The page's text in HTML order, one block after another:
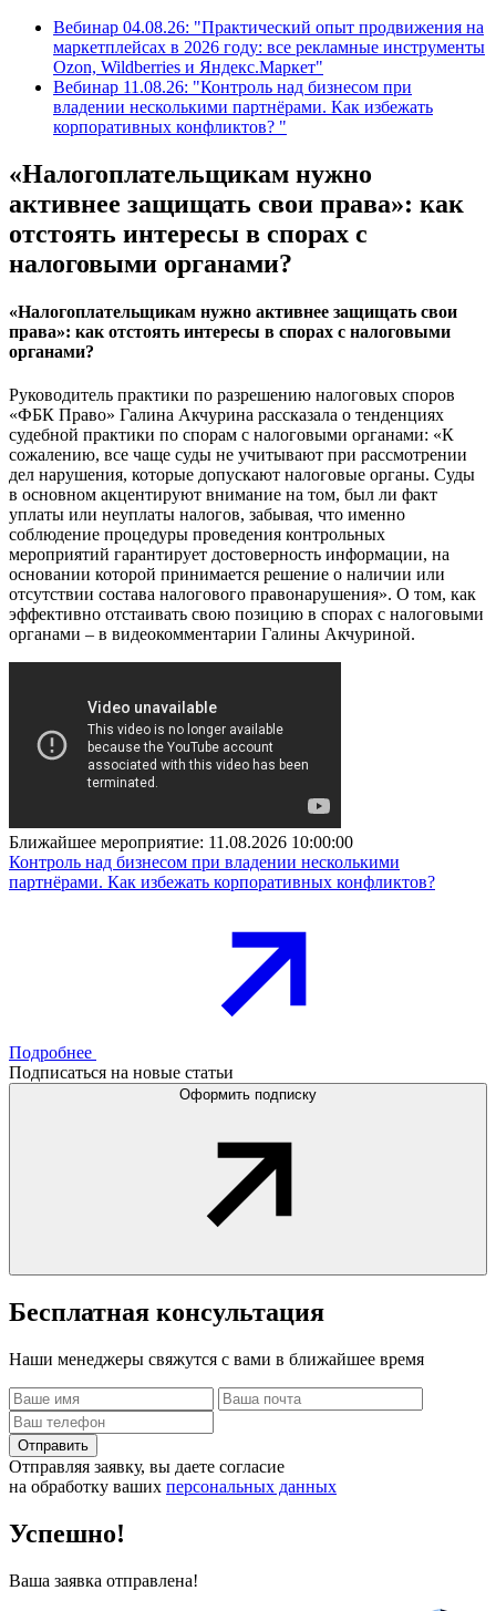
Вебинар 04.08.26: "Практический опыт продвижения на
маркетплейсах в 2026 году: все рекламные инструменты
Ozon, Wildberries и Яндекс.Маркет"
Вебинар 11.08.26: "Контроль над бизнесом при
владении несколькими партнёрами. Как избежать
корпоративных конфликтов? "
«Налогоплательщикам нужно
активнее защищать свои права»: как
отстоять интересы в спорах с
налоговыми органами?
«Налогоплательщикам нужно активнее защищать свои
права»: как отстоять интересы в спорах с налоговыми
органами?
Руководитель практики по разрешению налоговых споров
«ФБК Право» Галина Акчурина рассказала о тенденциях
судебной практики по спорам с налоговыми органами: «К
сожалению, все чаще суды не учитывают при рассмотрении
дел нарушения, которые допускают налоговые органы. Суды
в основном акцентируют внимание на том, был ли факт
уплаты или неуплаты налогов, забывая, что именно
соблюдение процедуры проведения контрольных
мероприятий гарантирует достоверность информации, на
основании которой принимается решение о наличии или
отсутствии состава налогового правонарушения». О том, как
эффективно отстаивать свою позицию в спорах с налоговыми
органами – в видеокомментарии Галины Акчуриной.
Ближайшее мероприятие: 11.08.2026 10:00:00
Контроль над бизнесом при владении несколькими
партнёрами. Как избежать корпоративных конфликтов?
Подробнее
Подписаться на новые статьи
Оформить подписку
Бесплатная консультация
Наши менеджеры свяжутся с вами в ближайшее время
Отправить
Отправляя заявку, вы даете согласие
на обработку ваших персональных данных
Успешно!
Ваша заявка отправлена!